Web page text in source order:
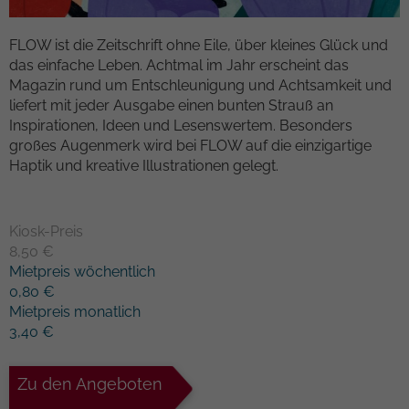
FLOW ist die Zeitschrift ohne Eile, über kleines Glück und
das einfache Leben. Achtmal im Jahr erscheint das
Magazin rund um Entschleunigung und Achtsamkeit und
liefert mit jeder Ausgabe einen bunten Strauß an
Inspirationen, Ideen und Lesenswertem. Besonders
großes Augenmerk wird bei FLOW auf die einzigartige
Haptik und kreative Illustrationen gelegt.
Kiosk-Preis
8,50 €
Mietpreis wöchentlich
0,80 €
Mietpreis monatlich
3,40 €
Zu den Angeboten
Laufzeit 1 Woche
Zweck
Dieses Cookie ist ein Standard-Session-
Cookie von TYPO3. Es speichert im Falle
eines Benutzer-Logins die Session-ID. So
kann der eingeloggte Benutzer
Name
Anbieter
Enthält die gewählten Tracking-Optin-
Zweck
Kampagnendaten zu berechnen und die
Nutzung der Website für den
Analysebericht der Website zu verfolgen.
Die Cookies speichern Informationen
anonym und weisen eine randoly
generierte Nummer zu, um eindeutige
Besucher zu identifizieren.
Anbieter
Laufzeit 1 Tag
Dieses Cookie wird von Google Analytics
wie Besucher eine Website nutzen, und
hilft bei der Erstellung eines